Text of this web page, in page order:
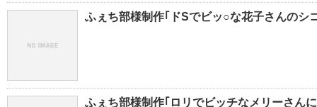
ふぇち部様制作｢ドSでビッ○な花子さんのシ
ふぇち部様制作｢ロリでビッチなメリーさん